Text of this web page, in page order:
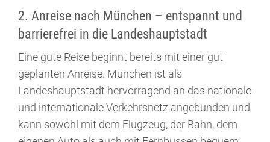
2. Anreise nach München – entspannt und
barrierefrei in die Landeshauptstadt
Eine gute Reise beginnt bereits mit einer gut
geplanten Anreise. München ist als
Landeshauptstadt hervorragend an das nationale
und internationale Verkehrsnetz angebunden und
kann sowohl mit dem Flugzeug, der Bahn, dem